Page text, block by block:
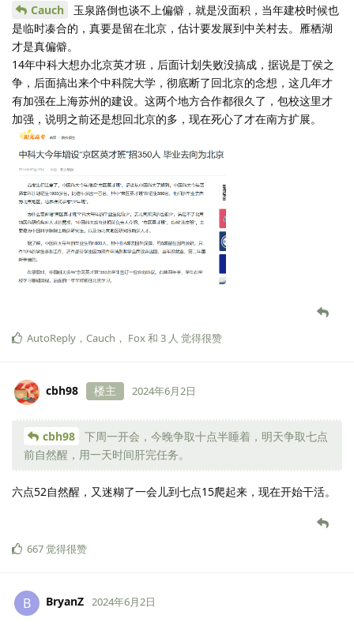
Cauch
玉泉路倒也谈不上偏僻，就是没面积，当年建校时候也
是临时凑合的，真要是留在北京，估计要发展到中关村去。雁栖湖
才是真偏僻。
14年中科大想办北京英才班，后面计划失败没搞成，据说是丁侯之
争，后面搞出来个中科院大学，彻底断了回北京的念想，这几年才
有加强在上海苏州的建设。这两个地方合作都很久了，包校这里才
加强，说明之前还是想回北京的多，现在死心了才在南方扩展。
AutoReply ， Cauch ， Fox和 3 人 觉得很赞
cbh98 楼主 2024年6月2日
cbh98
下周一开会，今晚争取十点半睡着，明天争取七点
前自然醒，用一天时间肝完任务。
六点52自然醒，又迷糊了一会儿到七点15爬起来，现在开始干活。
667觉得很赞
B BryanZ 2024年6月2日